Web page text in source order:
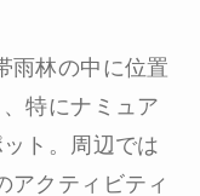
雨林の中に位置
特にナミュア
ト。周辺では
アクティビティ